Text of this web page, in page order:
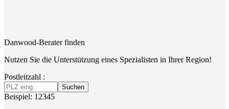
Danwood-Berater finden
Nutzen Sie die Unterstützung eines Spezialisten in Ihrer Region!
Postleitzahl :
Suchen
Beispiel: 12345